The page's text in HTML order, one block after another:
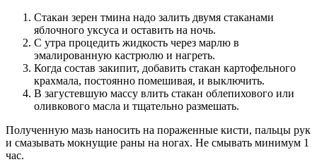
Стакан зерен тмина надо залить двумя стаканами
яблочного уксуса и оставить на ночь.
С утра процедить жидкость через марлю в
эмалированную кастрюлю и нагреть.
Когда состав закипит, добавить стакан картофельного
крахмала, постоянно помешивая, и выключить.
В загустевшую массу влить стакан облепихового или
оливкового масла и тщательно размешать.
Полученную мазь наносить на пораженные кисти, пальцы рук
и смазывать мокнущие раны на ногах. Не смывать минимум 1
час.